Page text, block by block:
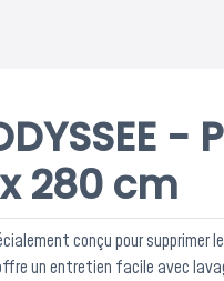
-
280 cm
conçu pour supprimer
un entretien facile avec